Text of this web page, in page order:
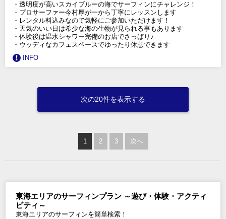
・透明度が高いスカイブルーの海でサーフィンにチャレンジ！
・プロサーファー今村厚が一から丁寧にレッスンします
・レンタル料込みなので気軽にご参加いただけます！
・天気のいい日は希少な海の生物が見られる事もあります
・体験後は温水シャワー完備のお店でさっぱり♪
・ウッディなカフェスペースでゆったり休憩できます
INFO
次の20件を表示する
1 2 3 次へ
東海エリアのサーフィンプラン ～遊び・体験・アクティ
ビティ～
東海エリアのサーフィンを簡単検索！